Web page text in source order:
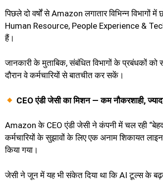
पिछले दो वर्षों से Amazon लगातार विभिन्न
Human Resource, People Experience &
हैं।
जानकारी के मुताबिक, संबंधित विभागों के प्रबंधकों को
दौरान वे कर्मचारियों से बातचीत कर सकें।
CEO एंडी जेसी का मिशन — कम नौकरशाही,
Amazon के CEO एंडी जेसी ने कंपनी में चल रही
कर्मचारियों के सुझावों के लिए एक अनाम शिकायत
किया गया।
जेसी ने जून में यह भी संकेत दिया था कि AI टूल्स के